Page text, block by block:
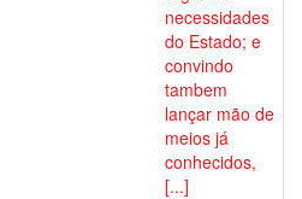
necessidades
do Estado; e
convindo
tambem
lançar mão de
meios já
conhecidos,
[...]